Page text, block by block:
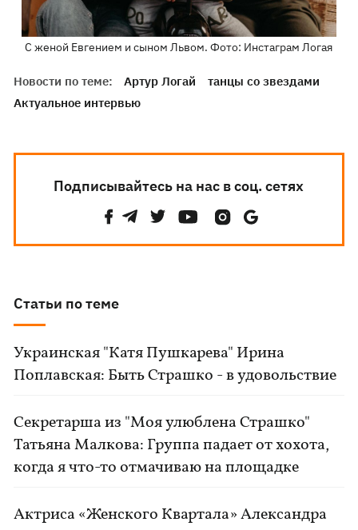
С женой Евгением и сыном Львом. Фото: Инстаграм Логая
Новости по теме: Артур Логай
танцы со звездами
Актуальное интервью
Подписывайтесь на нас в соц. сетях
Статьи по теме
Украинская "Катя Пушкарева" Ирина
Поплавская: Быть Страшко - в удовольствие
Секретарша из "Моя улюблена Страшко"
Татьяна Малкова: Группа падает от хохота,
когда я что-то отмачиваю на площадке
Актриса «Женского Квартала» Александра